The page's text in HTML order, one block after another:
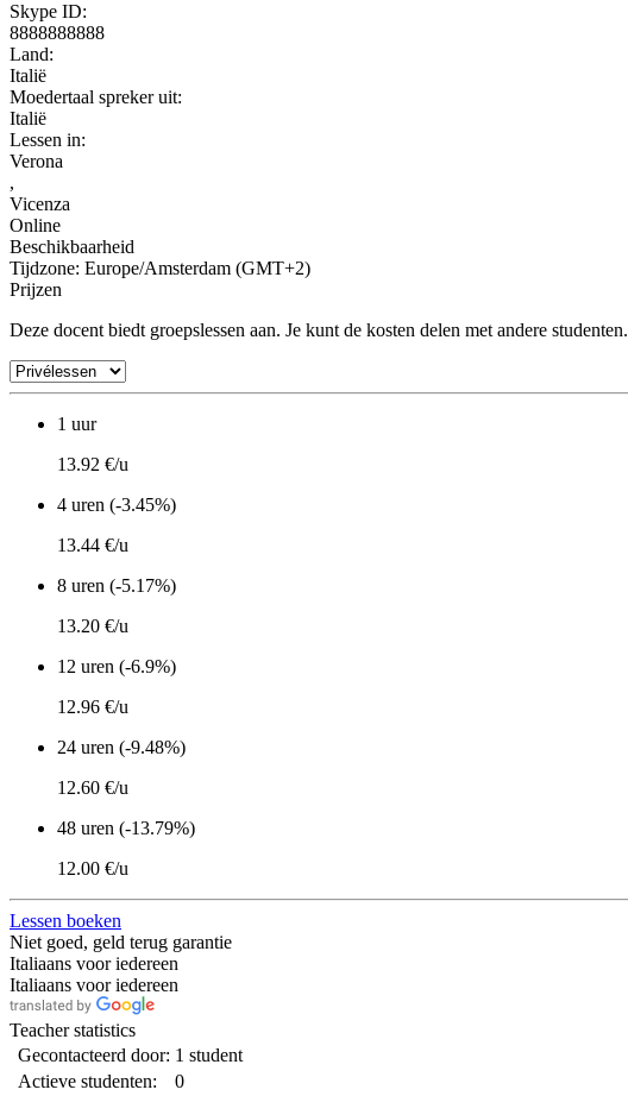
Skype ID:
8888888888
Land:
Italië
Moedertaal spreker uit:
Italië
Lessen in:
Verona
,
Vicenza
Online
Beschikbaarheid
Tijdzone: Europe/Amsterdam (GMT+2)
Prijzen
Deze docent biedt groepslessen aan. Je kunt de kosten delen met andere studenten.
1 uur
13.92 €/u
4 uren (-3.45%)
13.44 €/u
8 uren (-5.17%)
13.20 €/u
12 uren (-6.9%)
12.96 €/u
24 uren (-9.48%)
12.60 €/u
48 uren (-13.79%)
12.00 €/u
Lessen boeken
Niet goed, geld terug garantie
Italiaans voor iedereen
Italiaans voor iedereen
Teacher statistics
Gecontacteerd door: 1 student
Actieve studenten:
0